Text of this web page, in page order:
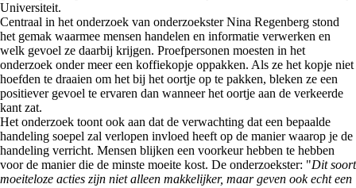
Universiteit.
Centraal in het onderzoek van onderzoekster Nina Regenberg stond
het gemak waarmee mensen handelen en informatie verwerken en
welk gevoel ze daarbij krijgen. Proefpersonen moesten in het
onderzoek onder meer een koffiekopje oppakken. Als ze het kopje niet
hoefden te draaien om het bij het oortje op te pakken, bleken ze een
positiever gevoel te ervaren dan wanneer het oortje aan de verkeerde
kant zat.
Het onderzoek toont ook aan dat de verwachting dat een bepaalde
handeling soepel zal verlopen invloed heeft op de manier waarop je de
handeling verricht. Mensen blijken een voorkeur hebben te hebben
voor de manier die de minste moeite kost. De onderzoekster: "Dit soort
moeiteloze acties zijn niet alleen makkelijker, maar geven ook echt een